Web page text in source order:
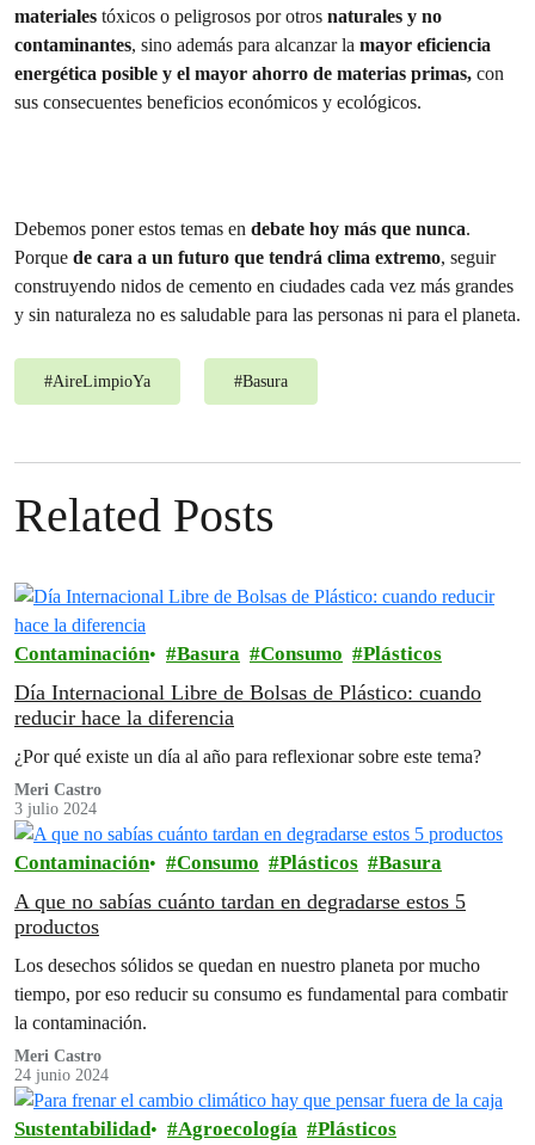
materiales tóxicos o peligrosos por otros naturales y no
contaminantes, sino además para alcanzar la mayor eficiencia
energética posible y el mayor ahorro de materias primas, con
sus consecuentes beneficios económicos y ecológicos.
Debemos poner estos temas en debate hoy más que nunca.
Porque de cara a un futuro que tendrá clima extremo, seguir
construyendo nidos de cemento en ciudades cada vez más grandes
y sin naturaleza no es saludable para las personas ni para el planeta.
#AireLimpioYa #Basura
Related Posts
Contaminación Basura Consumo Plásticos
Día Internacional Libre de Bolsas de Plástico: cuando
reducir hace la diferencia
¿Por qué existe un día al año para reflexionar sobre este tema?
Meri Castro
3 julio 2024
Contaminación Consumo Plásticos Basura
A que no sabías cuánto tardan en degradarse estos 5
productos
Los desechos sólidos se quedan en nuestro planeta por mucho
tiempo, por eso reducir su consumo es fundamental para combatir
la contaminación.
Meri Castro
24 junio 2024
Sustentabilidad Agroecología
Plásticos